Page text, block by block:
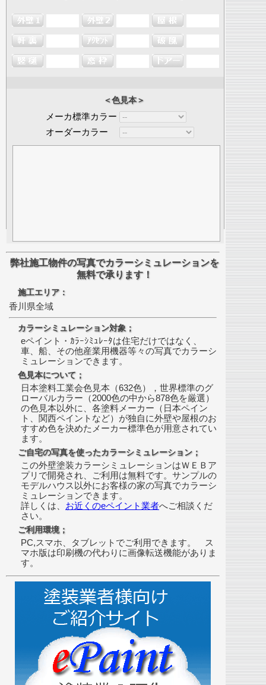
＜色見本＞
メーカ標準カラー
オーダーカラー
弊社施工物件の写真でカラーシミュレーションを
無料で承ります！
施工エリア：
香川県全域
カラーシミュレーション対象；
eペイント・ｶﾗｰｼﾐｭﾚｰﾀは住宅だけではなく、
車、船、その他産業用機器等々の写真でカラーシ
ミュレーションできます。
色見本について；
日本塗料工業会色見本（632色），世界標準のグ
ローバルカラー（2000色の中から878色を厳選）
の色見本以外に、各塗料メーカー（日本ペイン
ト、関西ペイントなど）が独自に外壁や屋根のお
すすめ色を決めたメーカー標準色が用意されてい
ます。
ご自宅の写真を使ったカラーシミュレーション；
この外壁塗装カラーシミュレーションはＷＥＢア
プリで開発され、ご利用は無料です。サンプルの
モデルハウス以外にお客様の家の写真でカラーシ
ミュレーションできます。
詳しくは、 お近くのeペイント業者へご相談くだ
さい。
ご利用環境；
PC,スマホ、タブレットでご利用できます。 ス
マホ版は印刷機の代わりに画像転送機能がありま
す。